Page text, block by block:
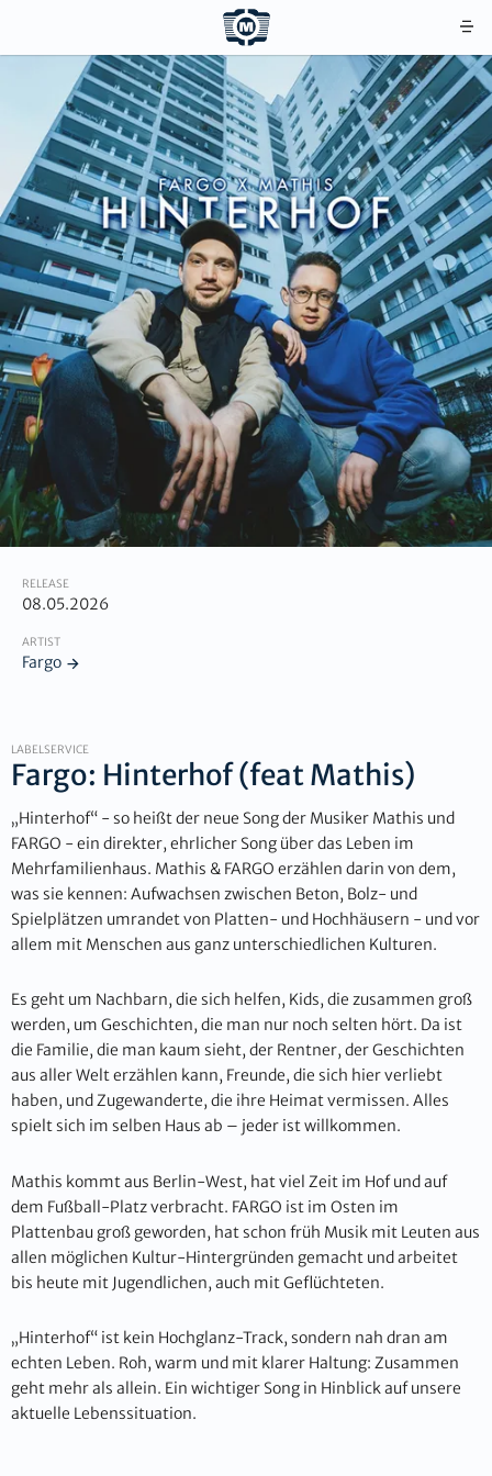
RELEASE
08.05.2026
ARTIST
Fargo
LABELSERVICE
Fargo: Hinterhof (feat Mathis)
„Hinterhof“ - so heißt der neue Song der Musiker Mathis und
FARGO - ein direkter, ehrlicher Song über das Leben im
Mehrfamilienhaus. Mathis & FARGO erzählen darin von dem,
was sie kennen: Aufwachsen zwischen Beton, Bolz- und
Spielplätzen umrandet von Platten- und Hochhäusern - und vor
allem mit Menschen aus ganz unterschiedlichen Kulturen.
Es geht um Nachbarn, die sich helfen, Kids, die zusammen groß
werden, um Geschichten, die man nur noch selten hört. Da ist
die Familie, die man kaum sieht, der Rentner, der Geschichten
aus aller Welt erzählen kann, Freunde, die sich hier verliebt
haben, und Zugewanderte, die ihre Heimat vermissen. Alles
spielt sich im selben Haus ab – jeder ist willkommen.
Mathis kommt aus Berlin-West, hat viel Zeit im Hof und auf
dem Fußball-Platz verbracht. FARGO ist im Osten im
Plattenbau groß geworden, hat schon früh Musik mit Leuten aus
allen möglichen Kultur-Hintergründen gemacht und arbeitet
bis heute mit Jugendlichen, auch mit Geflüchteten.
„Hinterhof“ ist kein Hochglanz-Track, sondern nah dran am
echten Leben. Roh, warm und mit klarer Haltung: Zusammen
geht mehr als allein. Ein wichtiger Song in Hinblick auf unsere
aktuelle Lebenssituation.